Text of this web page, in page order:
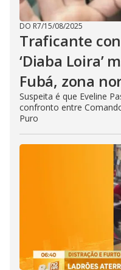
DO R7/15/08/2025
Traficante
‘Diaba Loira’
Fubá, zona
Suspeita é que Eveline
confronto entre
Puro